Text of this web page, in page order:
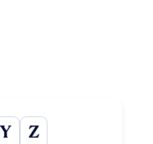
Y Z